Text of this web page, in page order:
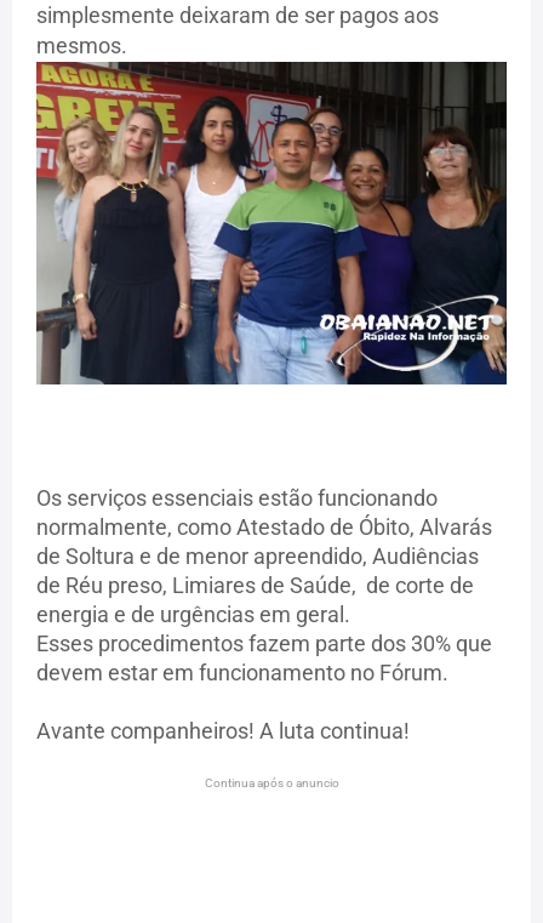
simplesmente deixaram de ser pagos aos
mesmos.
Os serviços essenciais estão funcionando
normalmente, como Atestado de Óbito, Alvarás
de Soltura e de menor apreendido, Audiências
de Réu preso, Limiares de Saúde, de corte de
energia e de urgências em geral.
Esses procedimentos fazem parte dos 30% que
devem estar em funcionamento no Fórum.
Avante companheiros! A luta continua!
Continua após o anuncio